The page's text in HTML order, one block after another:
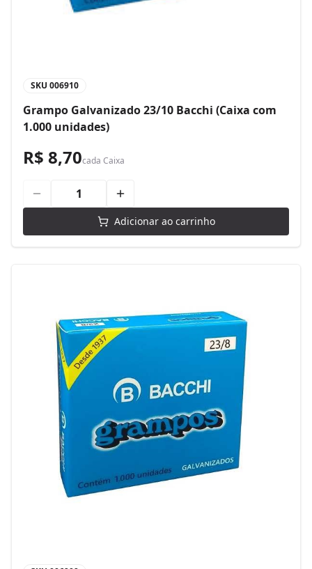
SKU 006910
Grampo Galvanizado 23/10 Bacchi (Caixa com
1.000 unidades)
R$ 8,70cada Caixa
Adicionar ao carrinho